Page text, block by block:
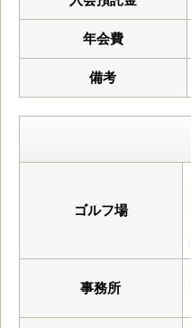
年会費
備考
ゴルフ場
事務所